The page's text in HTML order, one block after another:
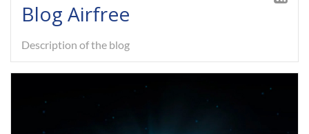
Blog Airfree
Description of the blog